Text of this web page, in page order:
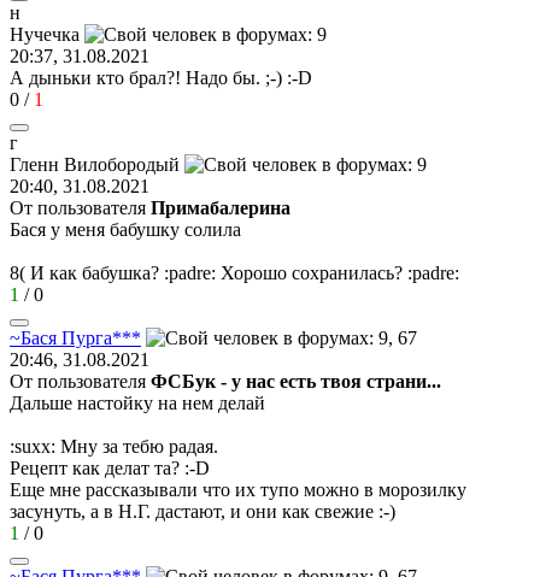
н
Нучечка
20:37, 31.08.2021
А дыньки кто брал?! Надо бы. ;-) :-D
0 / 1
г
Гленн Вилобородый
20:40, 31.08.2021
От пользователя Примaбaлерина
Бася у меня бабушку солила
8( И как бабушка? :padre: Хорошо сохранилась? :padre:
1 /0
~Бася Пурга***
20:46, 31.08.2021
От пользователя ФСБук - у нас есть твоя страни...
Дальше настойку на нем делай
:suxx: Мну за тебю радая.
Рецепт как делат та? :-D
Еще мне рассказывали что их тупо можно в морозилку
засунуть, а в Н.Г. дастают, и они как свежие :-)
1 /0